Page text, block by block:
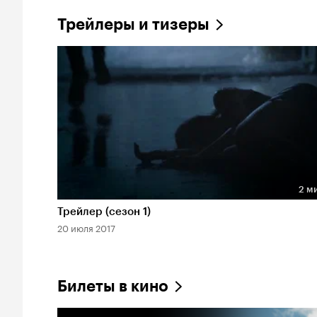
Трейлеры и тизеры
Длительность 2 мин
2
Трейлер (сезон 1)
20 июля 2017
Билеты в кино